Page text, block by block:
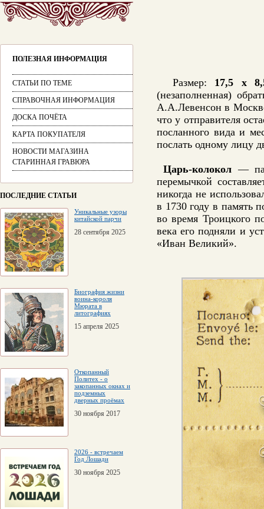
ПОЛЕЗНАЯ ИНФОРМАЦИЯ
СТАТЬИ ПО ТЕМЕ
СПРАВОЧНАЯ ИНФОРМАЦИЯ
ДОСКА ПОЧЁТА
КАРТА ПОКУПАТЕЛЯ
НОВОСТИ МАГАЗИНА
СТАРИННАЯ ГРАВЮРА
ПОСЛЕДНИЕ СТАТЬИ
Уникальные узоры
китайской парчи
28 сентября 2025
Биография жизни
воина-короля
Мюрата в
литографиях
15 апреля 2025
Откопанный
Политех - о
закопанных окнах и
подземных
дверных проёмах
30 ноября 2017
2026 - встречаем
Год Лошади
30 ноября 2025
Размер: 17,5 х
(незаполненная)
А.А.Левенсон в
что у отправителя
посланного вида и
послать одному лицу
Царь-колокол—
перемычкой
никогда не
в 1730 году в память
во время Троицкого
века его подняли и
«Иван Великий».